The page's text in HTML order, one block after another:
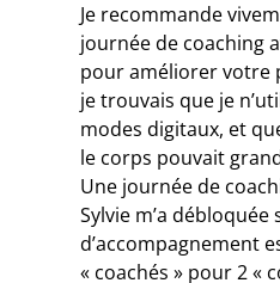
Je recommande
journée de coaching
pour améliorer votre
je trouvais que je
modes digitaux, et
le corps pouvait
Une journée de
Sylvie m’a
d’accompagnement
« coachés » pour 2 «